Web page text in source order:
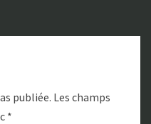
publiée. Les champs
*